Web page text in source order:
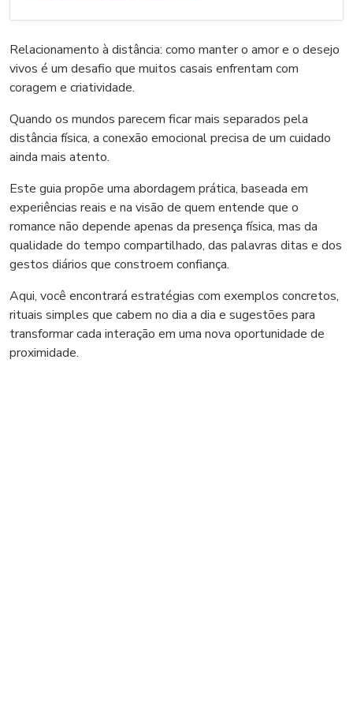
Relacionamento à distância: como manter o amor e o desejo
vivos é um desafio que muitos casais enfrentam com
coragem e criatividade.
Quando os mundos parecem ficar mais separados pela
distância física, a conexão emocional precisa de um cuidado
ainda mais atento.
Este guia propõe uma abordagem prática, baseada em
experiências reais e na visão de quem entende que o
romance não depende apenas da presença física, mas da
qualidade do tempo compartilhado, das palavras ditas e dos
gestos diários que constroem confiança.
Aqui, você encontrará estratégias com exemplos concretos,
rituais simples que cabem no dia a dia e sugestões para
transformar cada interação em uma nova oportunidade de
proximidade.